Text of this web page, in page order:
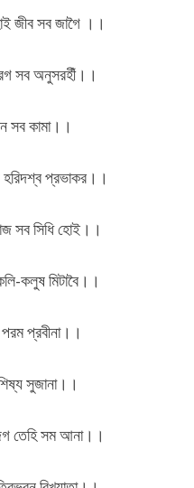
জীব সব জাগৈ ।।
সব অনুসরহীঁ।।
সব কামা।।
প্রভাকর।।
সব সিধি হোই।।
কলুষ মিটাবৈ।।
প্রবীনা।।
সুজানা।।
তেহি সম আনা।।